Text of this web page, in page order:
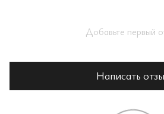
Добавьте первый
Написать